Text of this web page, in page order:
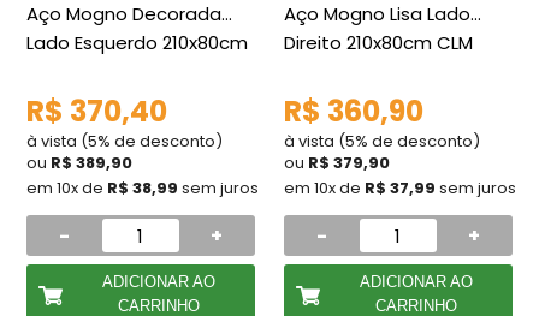
Aço Mogno Decorada
Lado Esquerdo 210x80cm
R$ 370,40
à vista (5% de desconto)
ou R$ 389,90
em 10x de R$ 38,99 sem juros
- +
ADICIONAR AO
CARRINHO
Aço Mogno Lisa Lado
Direito 210x80cm CLM
R$ 360,90
à vista (5% de desconto)
ou R$ 379,90
em 10x de R$ 37,99 sem juros
- +
ADICIONAR AO
CARRINHO